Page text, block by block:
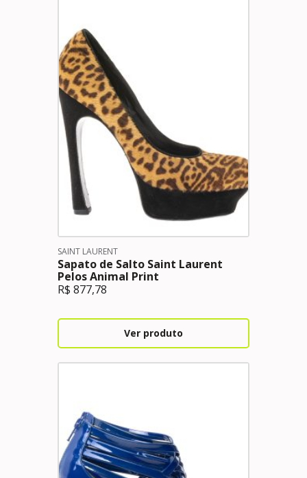
SAINT LAURENT
Sapato de Salto Saint Laurent
Pelos Animal Print
R$ 877,78
Ver produto